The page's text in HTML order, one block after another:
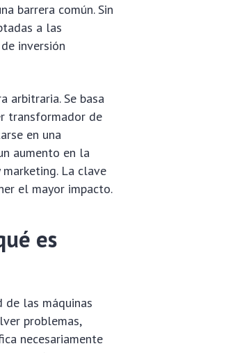
barrera común. Sin
a las
inversión
arbitraria. Se basa
transformador de
en una
aumento en la
La clave
el mayor impacto.
es
las máquinas
problemas,
necesariamente